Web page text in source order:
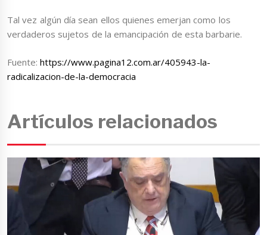
Tal vez algún día sean ellos quienes emerjan como los
verdaderos sujetos de la emancipación de esta barbarie.
Fuente:https://www.pagina12.com.ar/405943-la-
radicalizacion-de-la-democracia
Artículos relacionados